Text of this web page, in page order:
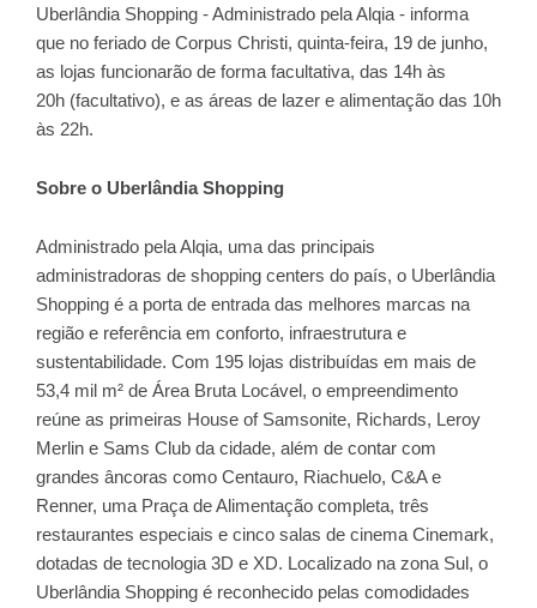
Uberlândia Shopping - Administrado pela Alqia - informa
que no feriado de Corpus Christi, quinta-feira, 19 de junho,
as lojas funcionarão de forma facultativa, das 14h às
20h (facultativo), e as áreas de lazer e alimentação das 10h
às 22h.
Sobre o Uberlândia Shopping
Administrado pela Alqia, uma das principais
administradoras de shopping centers do país, o Uberlândia
Shopping é a porta de entrada das melhores marcas na
região e referência em conforto, infraestrutura e
sustentabilidade. Com 195 lojas distribuídas em mais de
53,4 mil m² de Área Bruta Locável, o empreendimento
reúne as primeiras House of Samsonite, Richards, Leroy
Merlin e Sams Club da cidade, além de contar com
grandes âncoras como Centauro, Riachuelo, C&A e
Renner, uma Praça de Alimentação completa, três
restaurantes especiais e cinco salas de cinema Cinemark,
dotadas de tecnologia 3D e XD. Localizado na zona Sul, o
Uberlândia Shopping é reconhecido pelas comodidades